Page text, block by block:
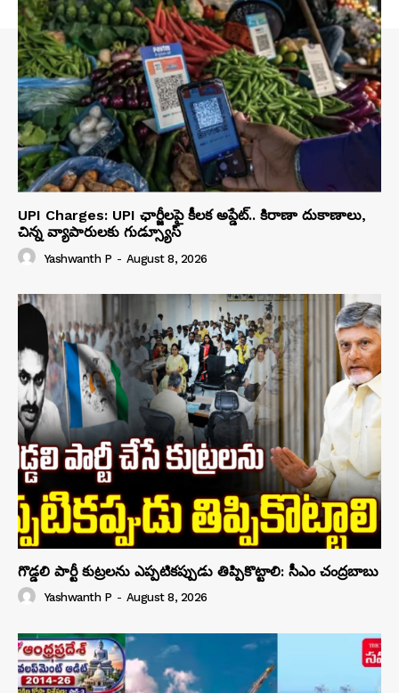
UPI Charges: UPI ఛార్జీలపై కీలక అప్డేట్.. కిరాణా దుకాణాలు,
చిన్న వ్యాపారులకు గుడ్స్యూస్
Yashwanth P - August 8, 2026
గొడ్డలి పార్టీ కుట్రలను ఎప్పటికప్పుడు తిప్పికొట్టాలి: సీఎం చంద్రబాబు
Yashwanth P - August 8, 2026